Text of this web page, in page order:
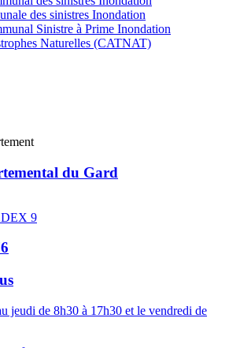
des sinistres Inondation
Sinistre à Prime Inondation
Naturelles (CATNAT)
du Gard
9
jeudi de 8h30 à 17h30 et le vendredi de